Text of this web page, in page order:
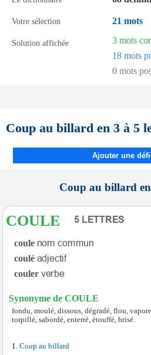
Votre sélection 21 mots
Solution affichée
3 mots
18 mots
0 mots
Coup au billard en 3 à 5
Ajouter une
Coup au billard
COULE
coule
coulé
couler
Synonyme de COULE
fondu, moulé, dissous, dégradé, flou,
torpillé, sabordé, enterré, étouffé, brisé.
Coup au billard